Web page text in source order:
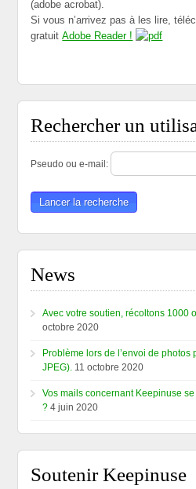
(adobe acrobat).
Si vous n’arrivez pas à les lire,
gratuitAdobe Reader !
Rechercher un
Pseudo ou e-mail:
News
Avec votre soutien, récoltons 1000
octobre 2020
Problème lors de l’envoi de photos
JPEG). 11 octobre 2020
Vos mails concernant Keepinuse
? 4 juin 2020
Soutenir Keepinuse